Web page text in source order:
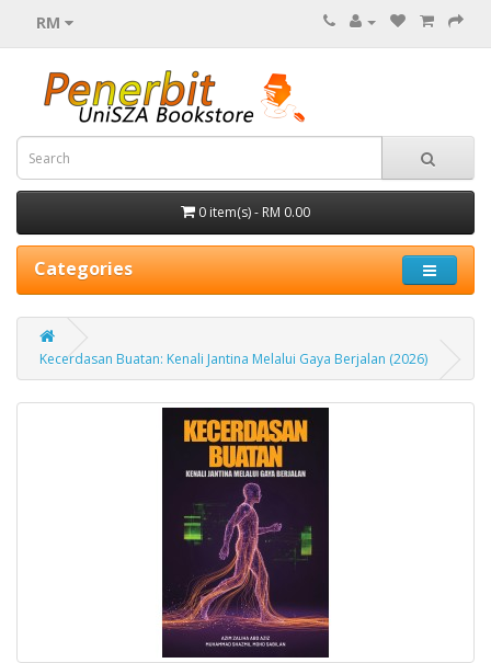
RM
0 item(s) - RM 0.00
Categories
Kecerdasan Buatan: Kenali Jantina Melalui Gaya Berjalan (2026)